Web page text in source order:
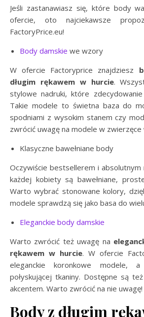
Jeśli zastanawiasz się, które body
ofercie, oto najciekawsze
FactoryPrice.eu!
Body damskie we wzory
W ofercie Factoryprice znajdziesz
długim rękawem w hurcie.
stylowe nadruki, które
Takie modele to świetna baza do
spodniami z wysokim stanem czy
zwrócić uwagę na modele w
Klasyczne bawełniane body
Oczywiście bestsellerem i
każdej kobiety są bawełniane,
Warto wybrać stonowane kolory,
modele sprawdzą się jako basa do
Eleganckie body damskie
Warto zwrócić też uwagę na
rękawem w hurcie. W ofercie
eleganckie koronkowe modele,
połyskującej tkaniny. Dostępne są
akcentem. Warto zwrócić na nie uwagę!
Body z długim